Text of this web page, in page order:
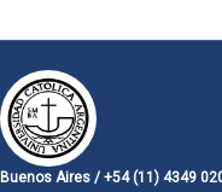
Buenos Aires / +54 (11) 4349